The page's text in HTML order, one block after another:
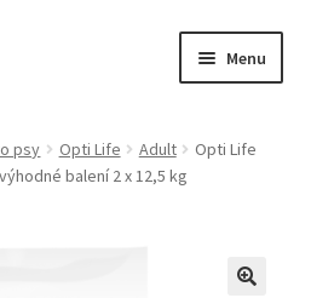
Menu
psy Opti Life Adult
Opti Life
balení 2 x 12,5 kg